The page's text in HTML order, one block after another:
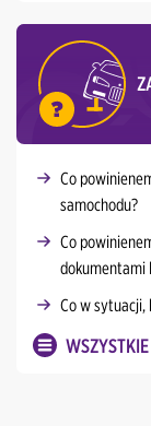
Co
samochodu?
Co
dokumentami
Co w